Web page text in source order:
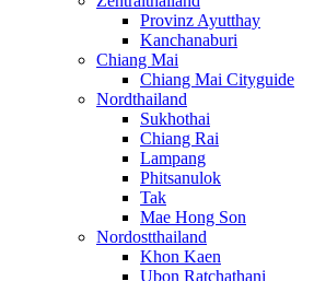
Provinz Ayutthay
Kanchanaburi
Chiang Mai
Chiang Mai Cityguide
Nordthailand
Sukhothai
Chiang Rai
Lampang
Phitsanulok
Tak
Mae Hong Son
Nordostthailand
Khon Kaen
Ubon Ratchathani